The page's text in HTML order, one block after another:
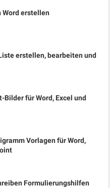
Word erstellen
erstellen, bearbeiten und
Bilder für Word, Excel und
Vorlagen für Word,
Formulierungshilfen